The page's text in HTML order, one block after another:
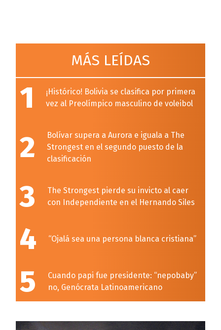
MÁS LEÍDAS
1
¡Histórico! Bolivia se clasifica por primera
vez al Preolímpico masculino de voleibol
2
Bolívar supera a Aurora e iguala a The
Strongest en el segundo puesto de la
clasificación
3
The Strongest pierde su invicto al caer
con Independiente en el Hernando Siles
4 “Ojalá sea una persona blanca cristiana”
5
Cuando papi fue presidente: “nepobaby”
no, Genócrata Latinoamericano